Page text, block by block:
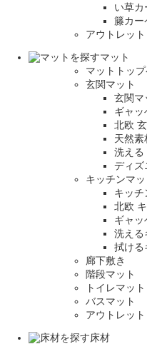
い草カ
籐カー
アウトレット
マット
マットトッ
玄関マット
玄関マ
ギャッ
北欧
天然素
洗える
ディズ
キッチンマッ
キッチ
北欧
ギャッ
洗える
拭ける
廊下敷き
階段マット
トイレマット
バスマット
アウトレット
床材